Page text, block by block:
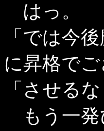
はっ。
「では今
に昇格でご
「させるな
もう一発